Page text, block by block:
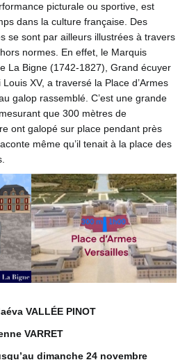
picturale ou sportive, est
dans la culture française. Des
se sont par ailleurs illustrées à travers
normes. En effet, le Marquis
La Bigne (1742-1827), Grand écuyer
XV, a traversé la Place d’Armes
galop rassemblé. C’est une grande
que 300 mètres de
ont galopé sur place pendant près
même qu’il tenait à la place des
VALLÉE PINOT
VARRET
dimanche 24 novembre